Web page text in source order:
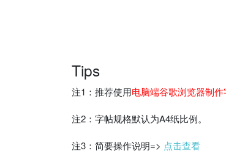
Tips
注1：推荐使用电脑端谷歌浏览器制
注2：字帖规格默认为A4纸比例。
注3：简要操作说明=> 点击查看